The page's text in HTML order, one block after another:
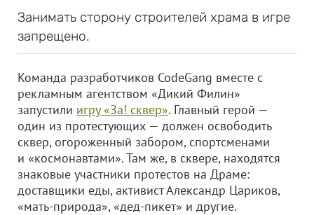
Занимать сторону строителей храма в игре
запрещено.
Команда разработчиков CodeGang вместе с
рекламным агентством «Дикий Филин»
запустили игру «За! сквер». Главный герой —
один из протестующих — должен освободить
сквер, огороженный забором, спортсменами
и «космонавтами». Там же, в сквере, находятся
знаковые участники протестов на Драме:
доставщики еды, активист Александр Цариков,
«мать-природа», «дед-пикет» и другие.